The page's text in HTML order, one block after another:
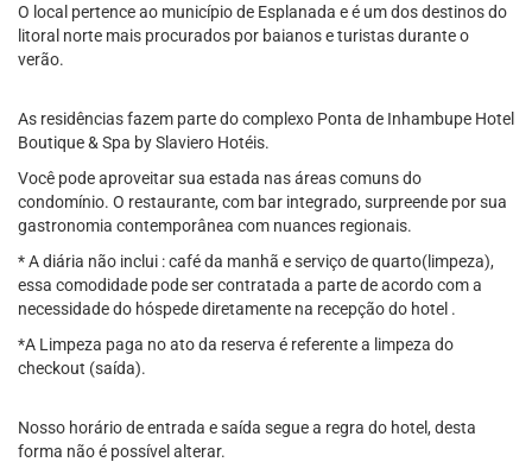
O local pertence ao município de Esplanada e é um dos destinos do
litoral norte mais procurados por baianos e turistas durante o
verão.
As residências fazem parte do complexo Ponta de Inhambupe Hotel
Boutique & Spa by Slaviero Hotéis.
Você pode aproveitar sua estada nas áreas comuns do
condomínio. O restaurante, com bar integrado, surpreende por sua
gastronomia contemporânea com nuances regionais.
* A diária não inclui : café da manhã e serviço de quarto(limpeza),
essa comodidade pode ser contratada a parte de acordo com a
necessidade do hóspede diretamente na recepção do hotel .
*A Limpeza paga no ato da reserva é referente a limpeza do
checkout (saída).
Nosso horário de entrada e saída segue a regra do hotel, desta
forma não é possível alterar.